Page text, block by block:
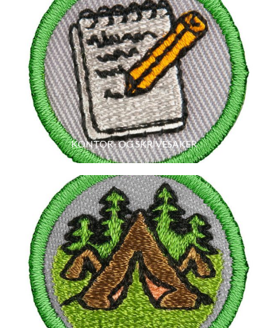
KONTOR- OG SKRIVESAKER